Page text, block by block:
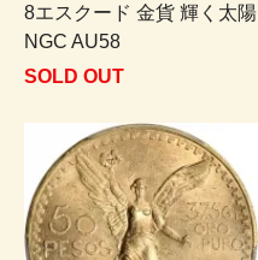
8エスクード 金貨 輝く太陽
NGC AU58
SOLD OUT